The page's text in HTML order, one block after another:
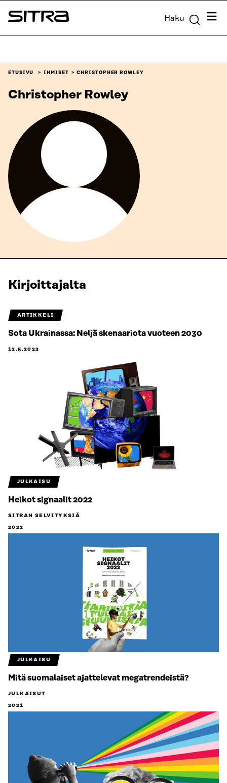
Siirry
suoraan
Sitra Haku
ETUSIVU IHMISET CHRISTOPHER ROWLEY
Christopher Rowley
Kirjoittajalta
ARTIKKELI
Sota Ukrainassa: Neljä skenaariota vuoteen 2030
12.5.2022
JULKAISU
Heikot signaalit 2022
SITRAN SELVITYKSIÄ
2022
JULKAISU
Mitä suomalaiset ajattelevat megatrendeistä?
JULKAISUT
2021